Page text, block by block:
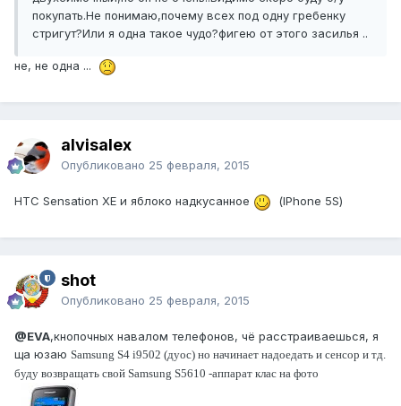
покупать.Не понимаю,почему всех под одну гребенку
стригут?Или я одна такое чудо?фигею от этого засилья ..
не, не одна ...
alvisalex
Опубликовано 25 февраля, 2015
HTC Sensation XE и яблоко надкусанное (IPhone 5S)
shot
Опубликовано 25 февраля, 2015
@EVA,кнопочных навалом телефонов, чё расстраиваешься, я
ща юзаю Samsung S4 i9502 (дуос) но начинает надоедать и сенсор и тд.
буду возвращать свой Samsung S5610 -аппарат клас на фото